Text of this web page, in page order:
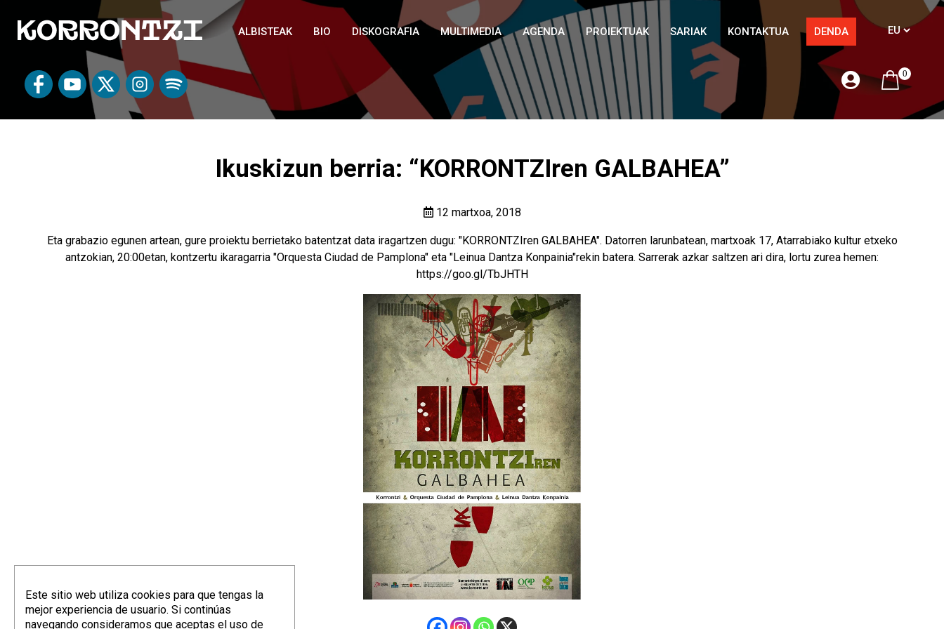
ALBISTEAK BIO DISKOGRAFIA MULTIMEDIA AGENDA PROIEKTUAK SARIAK KONTAKTUA DENDA
0
Ikuskizun berria: “KORRONTZIren GALBAHEA”
12 martxoa, 2018
Eta grabazio egunen artean, gure proiektu berrietako batentzat data iragartzen dugu: "KORRONTZIren GALBAHEA". Datorren larunbatean, martxoak 17, Atarrabiako kultur etxeko
antzokian, 20:00etan, kontzertu ikaragarria "Orquesta Ciudad de Pamplona" eta "Leinua Dantza Konpainia"rekin batera. Sarrerak azkar saltzen ari dira, lortu zurea hemen:
https://goo.gl/TbJHTH
Este sitio web utiliza cookies para que tengas la
mejor experiencia de usuario. Si continúas
navegando consideramos que aceptas el uso de